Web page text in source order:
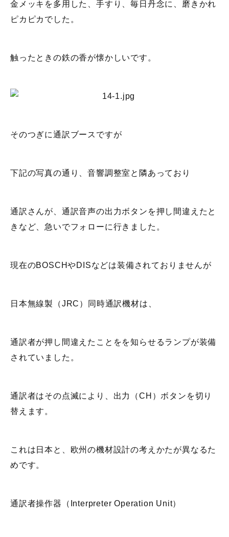
金メッキを多用した、手すり、毎日丹念に、磨きかれ
ピカピカでした。
触ったときの鉄の香が懐かしいです。
そのつぎに通訳ブースですが
下記の写真の通り、音響調整室と隣あっており
通訳さんが、通訳音声の出力ボタンを押し間違えたと
きなど、急いでフォローに行きました。
現在のBOSCHやDISなどは装備されておりませんが
日本無線製（JRC）同時通訳機材は、
通訳者が押し間違えたことをを知らせるランプが装備
されていました。
通訳者はその点滅により、出力（CH）ボタンを切り
替えます。
これは日本と、欧州の機材設計の考えかたが異なるた
めです。
通訳者操作器（Interpreter Operation Unit）